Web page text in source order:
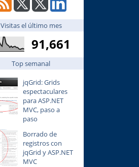
Visitas el último mes
91,661
Top semanal
jqGrid: Grids
espectaculares
para ASP.NET
MVC, paso a
paso
Borrado de
registros con
jqGrid y ASP.NET
MVC